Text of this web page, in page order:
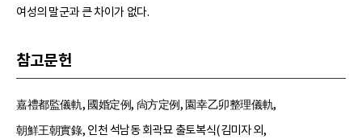
여성의 말군과 큰 차이가 없다.
참고문헌
嘉禮都監儀軌, 國婚定例, 尙方定例, 園幸乙卯整理儀軌,
朝鮮王朝實錄, 인천 석남동 회곽묘 출토복식(김미자 외,